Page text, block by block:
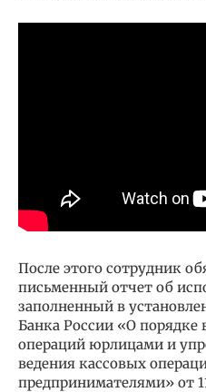
После этого сотрудник
письменный отчет об
заполненный в
Банка России «О порядке
операций юрлицами и
ведения кассовых
предпринимателями» от